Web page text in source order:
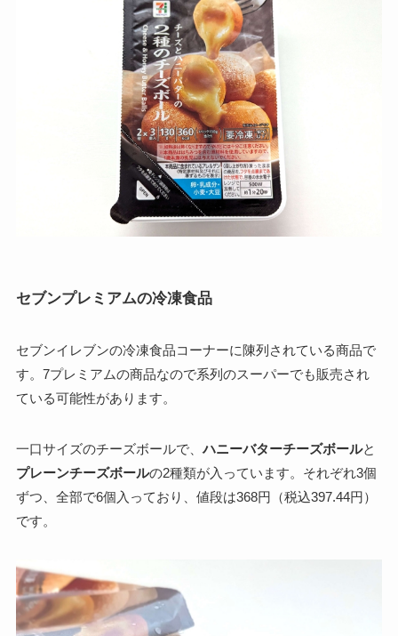
セブンプレミアムの冷凍食品
セブンイレブンの冷凍食品コーナーに陳列されている商品で
す。7プレミアムの商品なので系列のスーパーでも販売され
ている可能性があります。
一口サイズのチーズボールで、ハニーバターチーズボールと
プレーンチーズボールの2種類が入っています。それぞれ3個
ずつ、全部で6個入っており、値段は368円（税込397.44円）
です。